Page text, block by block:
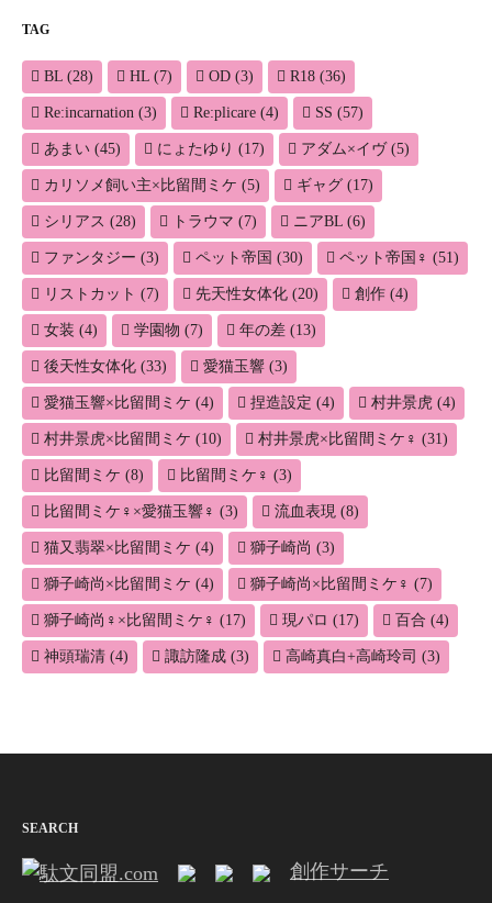
TAG
BL (28) HL (7) OD (3) R18 (36)
Re:incarnation (3) Re:plicare (4) SS (57)
あまい (45) にょたゆり (17) アダム×イヴ(5)
カリソメ飼い主×比留間ミケ (5) ギャグ (17)
シリアス (28) トラウマ (7) ニアBL (6)
ファンタジー (3) ペット帝国 (30) ペット帝国♀ (51)
リストカット (7) 先天性女体化 (20) 創作 (4)
女装 (4) 学園物 (7) 年の差 (13)
後天性女体化 (33) 愛猫玉響 (3)
愛猫玉響×比留間ミケ (4) 捏造設定 (4) 村井景虎 (4)
村井景虎×比留間ミケ (10) 村井景虎×比留間ミケ♀ (31)
比留間ミケ (8) 比留間ミケ♀ (3)
比留間ミケ♀×愛猫玉響♀ (3) 流血表現 (8)
猫又翡翠×比留間ミケ (4) 獅子崎尚 (3)
獅子崎尚×比留間ミケ (4) 獅子崎尚×比留間ミケ♀ (7)
獅子崎尚♀×比留間ミケ♀ (17) 現パロ (17) 百合 (4)
神頭瑞清 (4) 諏訪隆成 (3) 高崎真白+高崎玲司 (3)
SEARCH
創作サーチ